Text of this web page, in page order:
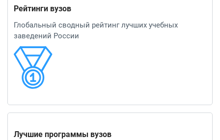
Рейтинги вузов
Глобальный сводный рейтинг лучших учебных
заведений России
Лучшие программы вузов